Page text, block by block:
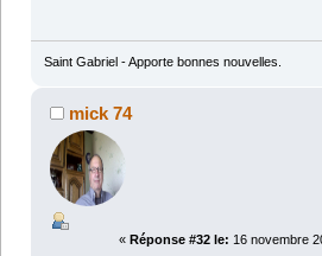
Saint Gabriel - Apporte bonnes nouvelles.
mick 74
« Réponse #32 le: 16 novembre